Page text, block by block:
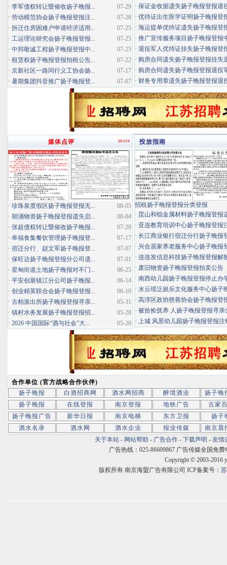
· 保证金收据遗失扬子晚报登报退
· 优待证出生医学证明扬子晚报登
· 海运提单优待证遗失扬子晚报登
· 推广宣传服务项目扬子晚报登报
· 退役军人优待证挂失扬子晚报登
· 购房合同遗失扬子晚报登报挂失
· 购房合同遗失扬子晚报登报退役
· 财务专用章遗失扬子晚报登报退
07-29
· 李军债权转让暨催收扬子晚报...
07-28
· 劳动模范协会扬子晚报登报注...
07-25
· 拆迁住房困难户申请经济适用...
07-25
· 工运理论研究会扬子晚报登报...
07-25
· 中邦敬诚工程扬子晚报登报中...
07-22
· 租赁权扬子晚报登报拍租公告...
07-17
· 京新社区一路同行义工协会扬...
07-07
· 暑期集团抖音推广扬子晚报登...
投放指南
招租扬子晚报登报分类登报
· 昆山和锟金属材料扬子晚报登报
· 亚连教育培训中心扬子晚报登报
· 长江商业银行宿迁分行扬子晚报
· 兴合居家养老服务中心扬子晚报
· 连连发信息科技扬子晚报登报解
· 废旧物资扬子晚报登报拍卖公告
· 南西幼儿园扬子晚报登报停止办
· 水云瑶泛娱乐文化服务中心扬子
· 高淳区政协慈善协会扬子晚报登
· 被拾捡抚养 人扬子晚报登报寻亲
· 上城 风景幼儿园扬子晚报登报注
more
媒体点评
08-05
· 珍珠泉度假区扬子晚报登报无...
08-04
· 朝涌物资扬子晚报登报遗失启...
07-29
· 张超债权转让暨催收扬子晚报...
07-17
· 幸福食集餐饮管理扬子晚报登...
07-07
· 宿迁分行、赵文军扬子晚报登...
07-01
· 保旺达扬子晚报登报分公司遗...
06-25
· 星甸街道土地扬子晚报对不门...
06-14
· 平安创展镇江分公司扬子晚报...
06-10
· 创业精英联合会扬子晚报登报...
05-31
· 古柏派出所扬子晚报登报寻亲...
05-28
· 镇村水务发展扬子晚报登报招...
05-26
· 2026 中国国际“酒与社会”大...
合作单位 (官方战略合作伙伴)
扬子晚报
白酒招商网 酒水网招商 醉境酒业
扬子晚
扬子晚报
在线登报 南京登报 地铁广告
古家
扬子晚报广告
新华日报 南京电梯 东方卫报
扬子
酒水名录
酒水网 酒水企业 报业传媒
南京晨
关于本站 - 网站帮助 - 广告合作 - 下载声明 - 友情
广告热线：025-86609867 广告传媒全国免费
Copyright © 2003-2016
版权所有 南京海盟广告有限公司 ICP备案号：